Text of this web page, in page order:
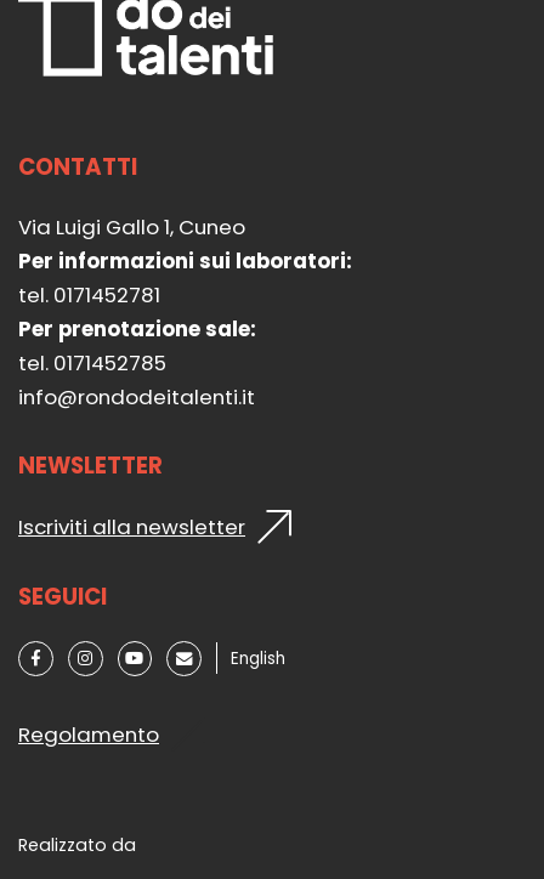
CONTATTI
Via Luigi Gallo 1, Cuneo
Per informazioni sui laboratori:
tel. 0171452781
Per prenotazione sale:
tel. 0171452785
info@rondodeitalenti.it
NEWSLETTER
Iscriviti alla newsletter
SEGUICI
English
Regolamento
Realizzato da